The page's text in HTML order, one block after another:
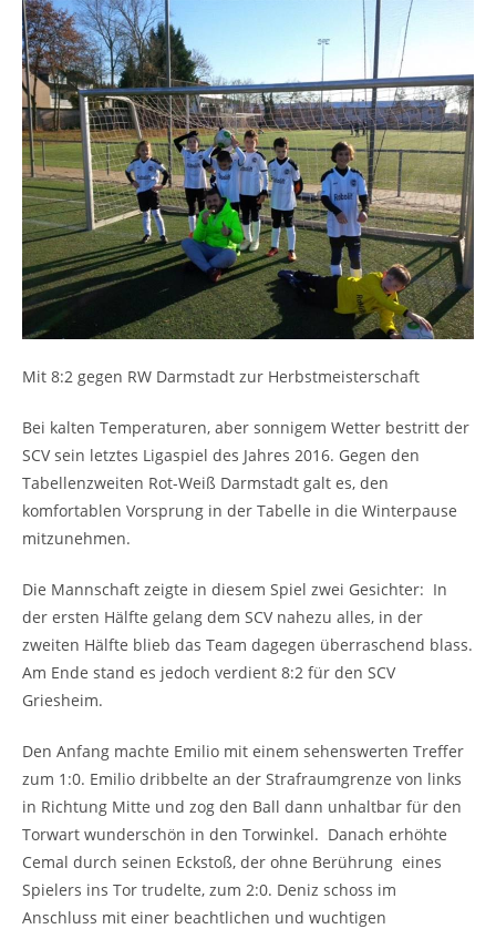
Mit 8:2 gegen RW Darmstadt zur Herbstmeisterschaft
Bei kalten Temperaturen, aber sonnigem Wetter bestritt der
SCV sein letztes Ligaspiel des Jahres 2016. Gegen den
Tabellenzweiten Rot-Weiß Darmstadt galt es, den
komfortablen Vorsprung in der Tabelle in die Winterpause
mitzunehmen.
Die Mannschaft zeigte in diesem Spiel zwei Gesichter: In
der ersten Hälfte gelang dem SCV nahezu alles, in der
zweiten Hälfte blieb das Team dagegen überraschend blass.
Am Ende stand es jedoch verdient 8:2 für den SCV
Griesheim.
Den Anfang machte Emilio mit einem sehenswerten Treffer
zum 1:0. Emilio dribbelte an der Strafraumgrenze von links
in Richtung Mitte und zog den Ball dann unhaltbar für den
Torwart wunderschön in den Torwinkel. Danach erhöhte
Cemal durch seinen Eckstoß, der ohne Berührung eines
Spielers ins Tor trudelte, zum 2:0. Deniz schoss im
Anschluss mit einer beachtlichen und wuchtigen